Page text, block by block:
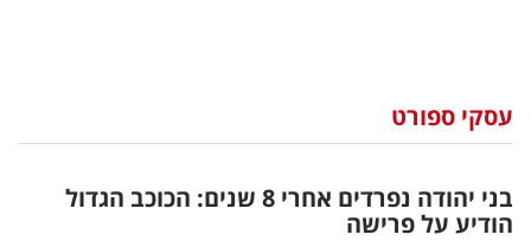
וצרכנות
דיגיטל
עסקי ספורט
בני יהודה נפרדים אחרי 8 שנים: הכוכב הגדול
הודיע על פרישה